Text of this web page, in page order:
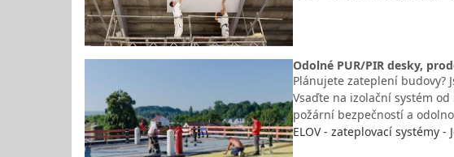
Odolné PUR/PIR desky,
Plánujete zateplení budovy?
Vsaďte na izolační systém
požární bezpečností a
ELOV - zateplovací systémy -